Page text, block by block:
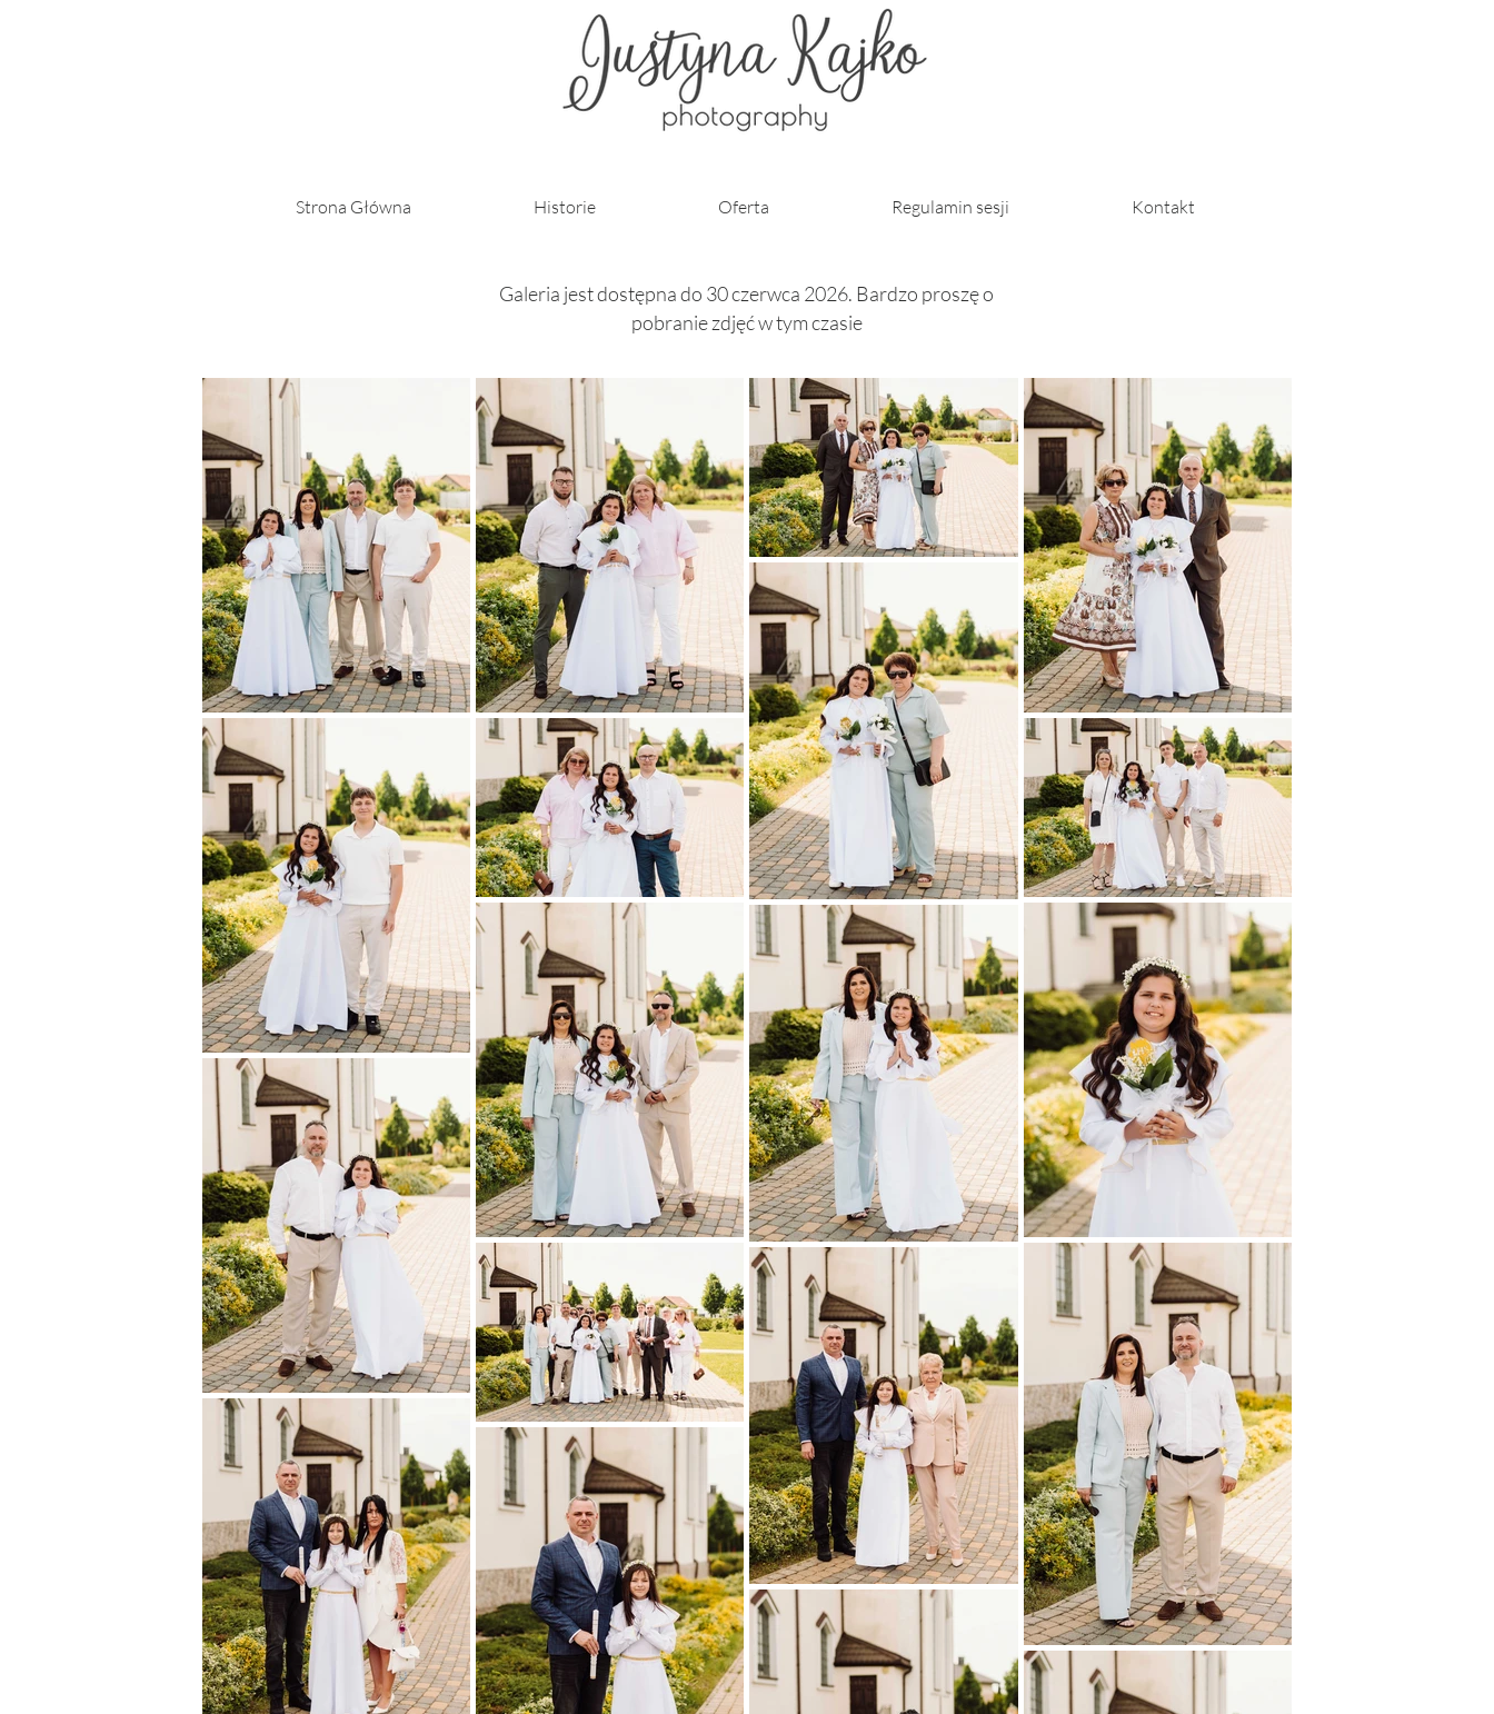
Strona Główna Historie Oferta Regulamin sesji Kontakt
Galeria jest dostępna do 30 czerwca 2026. Bardzo proszę o
pobranie zdjęć w tym czasie